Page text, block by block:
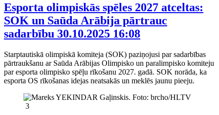
Esporta olimpiskās spēles 2027 atceltas:
SOK un Saūda Arābija pārtrauc
sadarbību 30.10.2025 16:08
Starptautiskā olimpiskā komiteja (SOK) paziņojusi par sadarbības
pārtraukšanu ar Saūda Arābijas Olimpisko un paralimpisko komiteju
par esporta olimpisko spēļu rīkošanu 2027. gadā. SOK norāda, ka
esporta OS rīkošanas idejas neatsakās un meklēs jaunu pieeju.
3